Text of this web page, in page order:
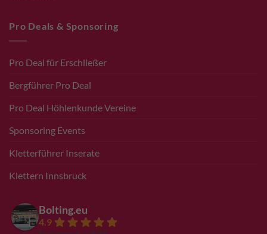
Pro Deals & Sponsoring
Pro Deal für Erschließer
Bergführer Pro Deal
Pro Deal Höhlenkunde Vereine
Sponsoring Events
Kletterführer Inserate
Klettern Innsbruck
Bolting.eu
4.9